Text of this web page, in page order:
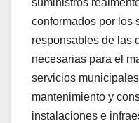
suministros
conformados por los
responsables de las
necesarias para el
servicios
mantenimiento y
instalaciones e